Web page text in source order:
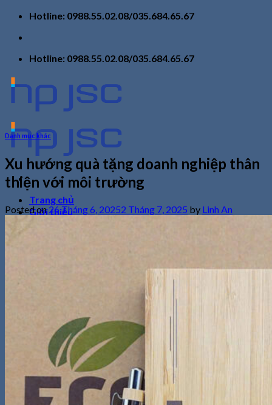
Skip
content
Hotline: 0988.55.02.08/035.684.65.67
Hotline: 0988.55.02.08/035.684.65.67
Trang chủ
Giới thiệu
Giỏ hàng
Chưa có sản phẩm trong giỏ hàng.
Danh mục khác
Xu hướng quà tặng doanh nghiệp thân
thiện với môi trường
Posted on26 Tháng 6, 20252 Tháng 7, 2025 by Linh An